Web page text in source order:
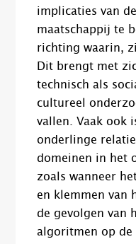
implicaties van
maatschappij te
richting waarin,
Dit brengt met
technisch als
cultureel
vallen. Vaak ook
onderlinge
domeinen in het
zoals wanneer
en klemmen van
de gevolgen van
algoritmen op de